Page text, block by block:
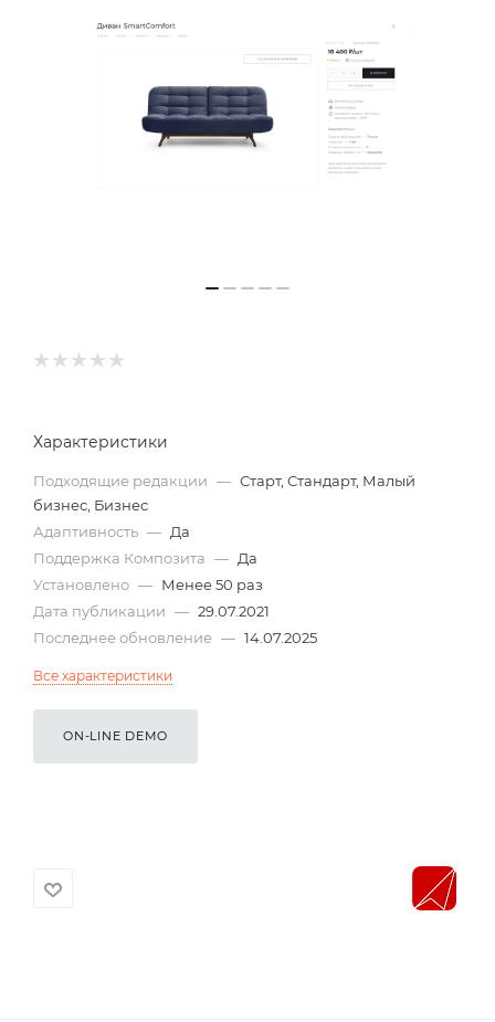
Характеристики
Подходящие редакции — Старт, Стандарт, Малый
бизнес, Бизнес
Адаптивность — Да
Поддержка Композита — Да
Установлено — Менее 50 раз
Дата публикации — 29.07.2021
Последнее обновление — 14.07.2025
Все характеристики
ON-LINE DEMO